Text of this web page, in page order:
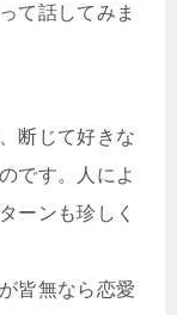
て話してみま
断じて好きな
です。人によ
ーンも珍しく
皆無なら恋愛